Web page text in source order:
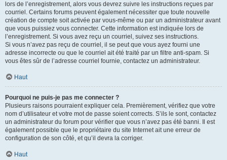
lors de l’enregistrement, alors vous devrez suivre les instructions reçues par
courriel. Certains forums peuvent également nécessiter que toute nouvelle
création de compte soit activée par vous-même ou par un administrateur avant
que vous puissiez vous connecter. Cette information est indiquée lors de
l’enregistrement. Si vous avez reçu un courriel, suivez ses instructions.
Si vous n’avez pas reçu de courriel, il se peut que vous ayez fourni une
adresse incorrecte ou que le courriel ait été traité par un filtre anti-spam. Si
vous êtes sûr de l’adresse courriel fournie, contactez un administrateur.
Haut
Pourquoi ne puis-je pas me connecter ?
Plusieurs raisons pourraient expliquer cela. Premièrement, vérifiez que votre
nom d’utilisateur et votre mot de passe soient corrects. S’ils le sont, contactez
un administrateur du forum pour vérifier que vous n’avez pas été banni. Il est
également possible que le propriétaire du site Internet ait une erreur de
configuration de son côté, et qu’il devra la corriger.
Haut